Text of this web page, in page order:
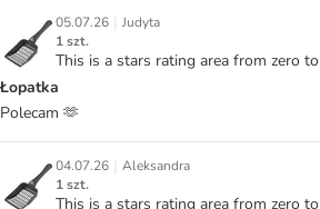
05.07.26 | Judyta
1 szt.
This is a stars rating area from zero
Łopatka
Polecam 🫶
04.07.26 | Aleksandra
1 szt.
This is a stars rating area from zero